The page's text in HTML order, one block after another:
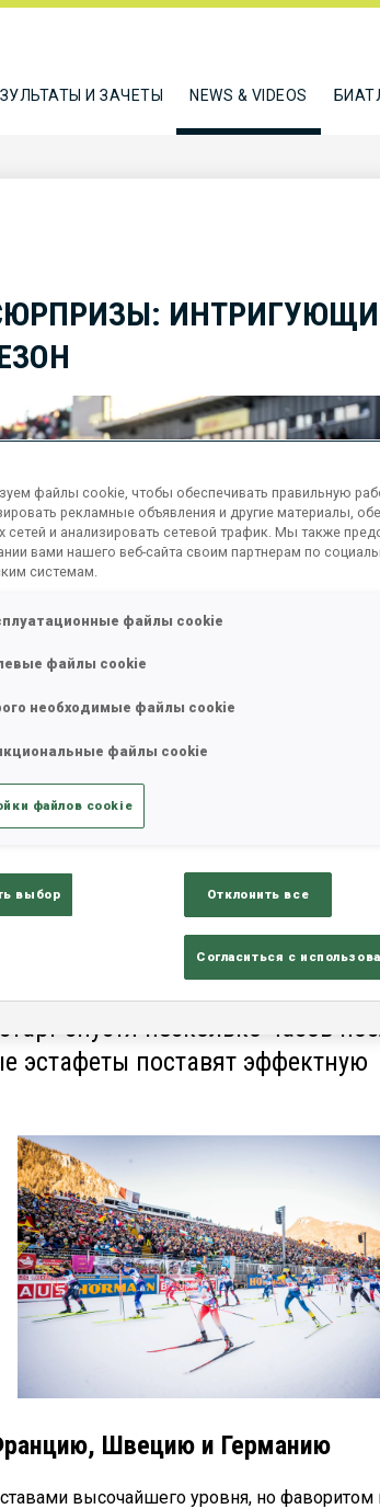
И ЗАЧЕТЫ NEWS & VIDEOS
всего лишь два дня, и женская
Кубка мира BMW IBU 2025/26 в
спустя несколько часов
поставят эффектную
Швецию и Германию
высочайшего уровня, но фаворитом
файлы cookie, чтобы обеспечивать правильную
рекламные объявления и другие материалы,
сетей и анализировать сетевой трафик. Мы также
вами нашего веб-сайта своим партнерам по
системам.
файлы cookie
файлы cookie
необходимые файлы cookie
файлы cookie
файлов cookie
выбор Отклонить все
Согласиться с